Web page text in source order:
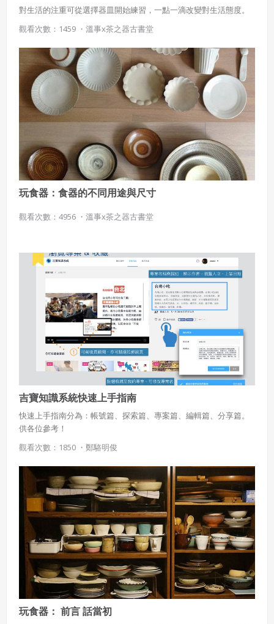
對生活的注重可從選擇器皿開始練習，一點一滴改變對生活態度。
觀看次數：1459 ・ 溫事x茶之器古書堂
玩食器：食器的不同用途與尺寸
觀看次數：4956 ・ 溫事x茶之器古書堂
吉寶知識系統快速上手指南
快速上手指南分為：帳號篇、探索篇、專案篇、編輯篇、分享篇。
供各位參考！
觀看次數：1850 ・ 鄭駱明俊
玩食器： 前言 話當初